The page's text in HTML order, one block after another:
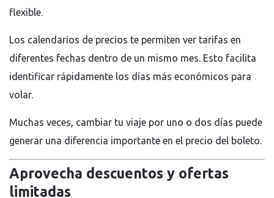
flexible.
Los calendarios de precios te permiten ver tarifas en
diferentes fechas dentro de un mismo mes. Esto facilita
identificar rápidamente los días más económicos para
volar.
Muchas veces, cambiar tu viaje por uno o dos días puede
generar una diferencia importante en el precio del boleto.
Aprovecha descuentos y ofertas
limitadas